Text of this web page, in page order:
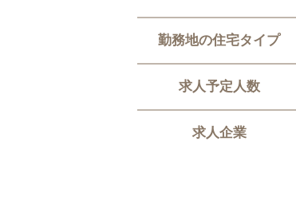
勤務地の住宅タイプ
求人予定人数
求人企業